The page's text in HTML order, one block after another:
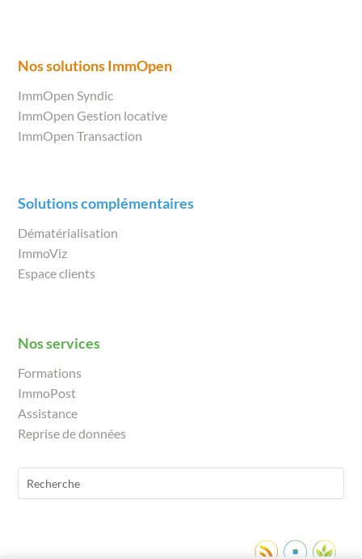
Nos solutions ImmOpen
ImmOpen Syndic
ImmOpen Gestion locative
ImmOpen Transaction
Solutions complémentaires
Dématérialisation
ImmoViz
Espace clients
Nos services
Formations
ImmoPost
Assistance
Reprise de données